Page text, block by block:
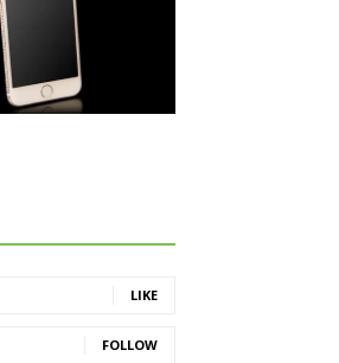
LIKE
FOLLOW